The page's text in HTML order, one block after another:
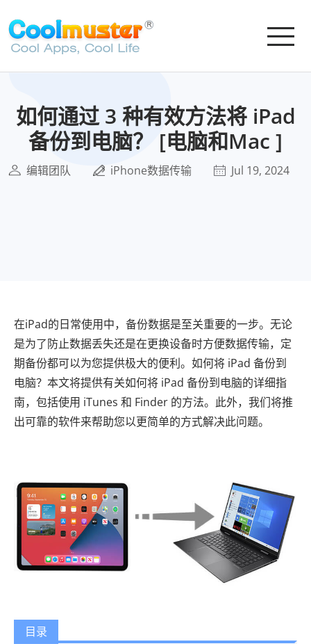
如何通过 3 种有效方法将 iPad
备份到电脑？ [电脑和Mac ]
编辑团队 iPhone数据传输 Jul 19, 2024
在iPad的日常使用中，备份数据是至关重要的一步。无论
是为了防止数据丢失还是在更换设备时方便数据传输，定
期备份都可以为您提供极大的便利。如何将 iPad 备份到
电脑？本文将提供有关如何将 iPad 备份到电脑的详细指
南，包括使用 iTunes 和 Finder 的方法。此外，我们将推
出可靠的软件来帮助您以更简单的方式解决此问题。
目录